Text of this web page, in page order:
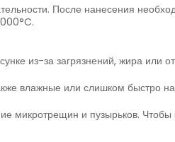
После нанесения
из-за загрязнений, жира или
влажные или слишком быстро
микротрещин и пузырьков.